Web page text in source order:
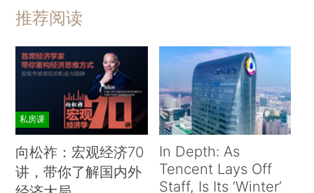
推荐阅读
私房课
向松祚：宏观经济70
讲，带你了解国内外
In Depth: As
Tencent Lays Off
Staff, Is Its ‘Winter’